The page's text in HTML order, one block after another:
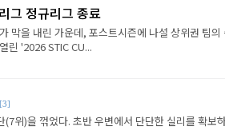
그 정규리그 종료
막을 내린 가운데, 포스트시즌에 나설 상위권 팀의
린 '2026 STIC CU...
[3]
위)을 꺾었다. 초반 우변에서 단단한 실리를 확보